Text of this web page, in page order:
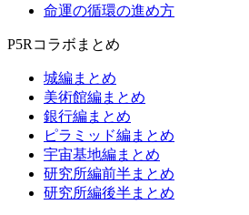
命運の循環の進め方
P5Rコラボまとめ
城編まとめ
美術館編まとめ
銀行編まとめ
ピラミッド編まとめ
宇宙基地編まとめ
研究所編前半まとめ
研究所編後半まとめ